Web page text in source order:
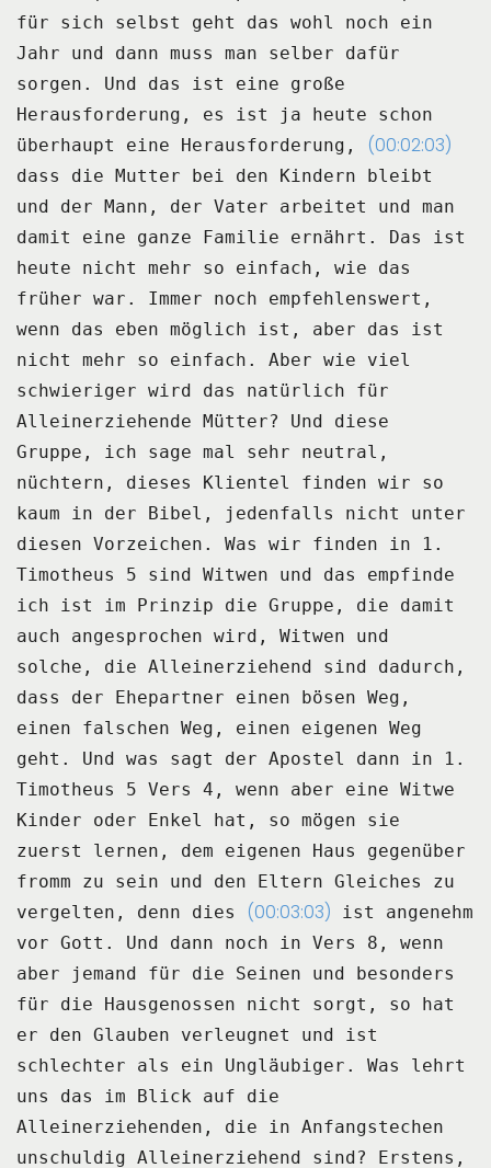
für sich selbst geht das wohl noch
ein
Jahr und dann muss man selber dafür
sorgen.
Und das ist eine große
Herausforderung, es ist ja heute schon
überhaupt eine Herausforderung,
(00:02:03)
dass die Mutter bei den Kindern bleibt
und der Mann, der Vater arbeitet und man
damit
eine ganze Familie ernährt.
Das ist
heute nicht mehr so einfach, wie das
früher war.
Immer noch empfehlenswert,
wenn das eben möglich ist, aber das ist
nicht mehr so einfach.
Aber wie viel
schwieriger wird das natürlich für
Alleinerziehende Mütter?
Und diese
Gruppe, ich sage mal sehr neutral,
nüchtern, dieses Klientel finden wir so
kaum
in der Bibel, jedenfalls nicht unter
diesen Vorzeichen.
Was wir finden in 1.
Timotheus 5 sind Witwen und das empfinde
ich ist im Prinzip die Gruppe, die damit
auch
angesprochen wird, Witwen und
solche, die Alleinerziehend sind dadurch,
dass der Ehepartner
einen bösen Weg,
einen falschen Weg, einen eigenen Weg
geht.
Und was sagt der Apostel dann in 1.
Timotheus 5 Vers 4, wenn aber eine Witwe
Kinder oder Enkel hat, so mögen sie
zuerst lernen,
dem eigenen Haus gegenüber
fromm zu sein und den Eltern Gleiches zu
vergelten, denn dies
(00:03:03)
ist angenehm
vor Gott.
Und dann noch in Vers 8, wenn
aber jemand für die Seinen und besonders
für die Hausgenossen
nicht sorgt, so hat
er den Glauben verleugnet und ist
schlechter als ein Ungläubiger.
Was lehrt
uns das im Blick auf die
Alleinerziehenden, die in Anfangstechen
unschuldig Alleinerziehend
sind?
Erstens,